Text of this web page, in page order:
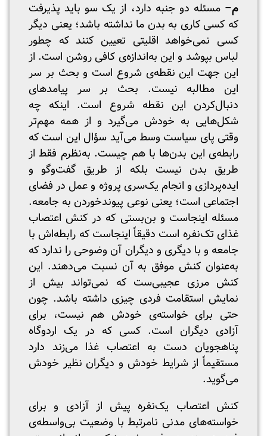
م– مسئله دو جنبه دارد، از یک سو باید پذیرفت
که کسی کاری به بدن ما نداشته باشد؛ یعنی دیگر
کسی نمی‌خواهد اقلیتی تعیین کنند که چطور
لباس بپوشد و این به‌اندازه‌ی کافی روشن است. از
این‌ جهت این نقطه‌ی شروع است و بحث بر سر
این مطالبه نیست. بحث بر سر پیامدهای
دنبال‌کردن این نقطه شروع است. اینکه چه
شکل‌هایی به خودش می‌گیرد و از همه مهم‌تر
وقتی پای سیاست وسط می‌آید سؤال این است که
رابطه‌ی این بدن‌ها با هم چیست. به‌نظرم فقط از
طریق بدن نیست بلکه از طریق گفت‌وگو و
ایده‌پردازی و انجام یک‌سری پروژه و عمل در فضای
اجتماعی است؛ یعنی نوعی پیوندخوردن به جامعه.
مسئله اینجاست و بن‌بستی که در کنش اعتصاب
غذای تک‌نفره است دقیقاً اینجاست که رابطه‌اش با
جامعه و با دیگری و دیگران آن وضوحی را ندارد که
به‌عنوان کنش موفق به آن نسبت می‌دهند. این
کنش مرزی عجیبی‌ست که نمی‌تواند بیش از
نمایش استقامت فردی چیزی داشته باشد. چون
حتی برای خواسته‌ی خودش هم نیست، برای
آزادی دیگران است. کسی که در یک اردوگاه
پناهجویان دست به اعتصاب غذا می‌زند دارد
مستقیماً از شرایط خودش و دیگران نظیر خودش
می‌گوید.
کنش اعتصاب یک‌نفره پیش از آزادی و برای
خواسته‌های مدنی نامرتبط با وضعیت بی‌واسطه‌ی